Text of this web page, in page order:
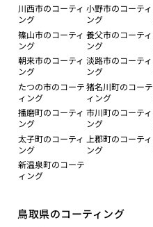
川西市のコーティ
ング
小野市のコーティ
ング
篠山市のコーティ
ング
養父市のコーティ
ング
朝来市のコーティ
ング
淡路市のコーティ
ング
たつの市のコーテ
ィング
猪名川町のコーテ
ィング
播磨町のコーティ
ング
市川町のコーティ
ング
太子町のコーティ
ング
上郡町のコーティ
ング
新温泉町のコーテ
ィング
鳥取県のコーティング